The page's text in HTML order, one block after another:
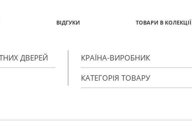
ВІДГУКИ ТОВАРИ В КОЛЕКЦІЇ
ДВЕРЕЙ КРАЇНА-ВИРОБНИК
КАТЕГОРІЯ ТОВАРУ